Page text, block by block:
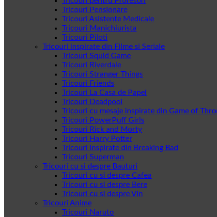
Tricouri Pensionare
Tricouri Asistente Medicale
Tricouri Manichiurista
Tricouri Piloti
Tricouri inspirate din Filme si Seriale
Tricouri Squid Game
Tricouri Riverdale
Tricouri Stranger Things
Tricouri Friends
Tricouri La Casa de Papel
Tricouri Deadpool
Tricouri cu mesaje inspirate din Game of
Tricouri PowerPuff Girls
Tricouri Rick and Morty
Tricouri Harry Potter
Tricouri Inspirate din Breaking Bad
Tricouri Superman
Tricouri cu si despre Bauturi
Tricouri cu si despre Cafea
Tricouri cu si despre Bere
Tricouri cu si despre Vin
Tricouri Anime
Tricouri Naruto